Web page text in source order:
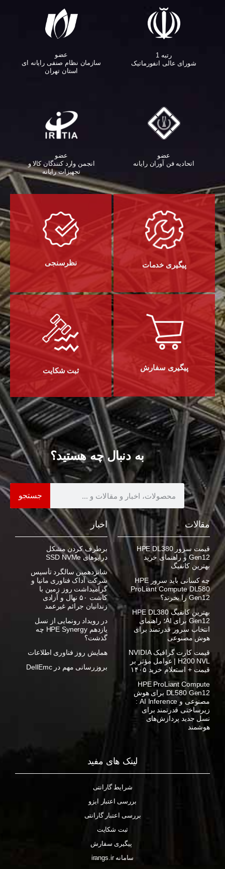
رتبه 1
شورای عالی انفورماتیک
عضو
سازمان نظام صنفی رایانه ای
استان تهران
عضو
اتحادیه فن آوران رایانه
عضو
انجمن وارد کنندگان کالا و
تجهیزات رایانه‌
پیگیری خدمات نظرسنجی
پیگیری سفارش ثبت شکایت
به دنبال چه هستید؟
جستجو
مقالات
قیمت سرور HPE DL380
Gen12 و راهنمای خرید
بهترین کانفیگ
چه کسانی باید سرور HPE
ProLiant Compute DL580
Gen12 را بخرند؟
بهترین کانفیگ HPE DL380
Gen12 برای AI؛ راهنمای
انتخاب سرور قدرتمند برای
هوش مصنوعی
قیمت کارت گرافیک NVIDIA
H200 NVL | عوامل مؤثر بر
قیمت + استعلام خرید ۱۴۰۵
HPE ProLiant Compute
DL580 Gen12 برای هوش
مصنوعی و AI Inference :
زیرساختی قدرتمند برای
نسل جدید پردازش‌های
هوشمند
اخبار
برطرف کردن مشکل
درایوهای SSD NVMe
شانزدهمین سالگرد تأسیس
شرکت آداک فناوری مانیا و
گرامیداشت روز زمین با
کاشت ۵۰ نهال و آزادی
زندانیان جرائم غیرعمد
در رویداد رونمایی از نسل
یازدهم HPE Synergy چه
گذشت؟
همایش روز فناوری اطلاعات
بروزرسانی مهم در DellEmc
لینک های مفید
شرایط گارانتی
بررسی اعتبار ایزو
بررسی اعتبار گارانتی
ثبت شکایت
پیگیری سفارش
سامانه irangs.ir